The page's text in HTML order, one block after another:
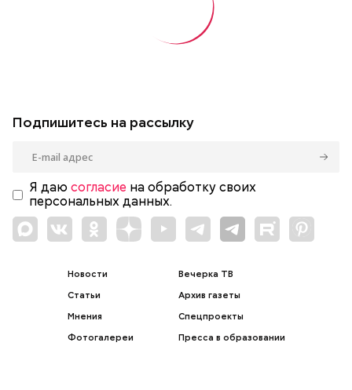
Подпишитесь на рассылку
Я даю согласие на обработку своих
персональных данных.
Новости
Статьи
Мнения
Фотогалереи
Вечерка ТВ
Архив газеты
Спецпроекты
Пресса в образовании